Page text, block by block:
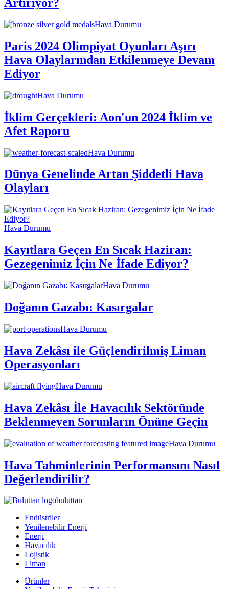
Hava Durumu
Paris 2024 Olimpiyat Oyunları Aşırı
Hava Olaylarından Etkilenmeye Devam
Ediyor
Hava Durumu
İklim Gerçekleri: Aon'un 2024 İklim ve
Afet Raporu
Hava Durumu
Dünya Genelinde Artan Şiddetli Hava
Olayları
Hava Durumu
Kayıtlara Geçen En Sıcak Haziran:
Gezegenimiz İçin Ne İfade Ediyor?
Hava Durumu
Doğanın Gazabı: Kasırgalar
Hava Durumu
Hava Zekâsı ile Güçlendirilmiş Liman
Operasyonları
Hava Durumu
Hava Zekâsı İle Havacılık Sektöründe
Beklenmeyen Sorunların Önüne Geçin
Hava Durumu
Hava Tahminlerinin Performansını Nasıl
Değerlendirilir?
buluttan
Endüstriler
Yenilenebilir Enerji
Enerji
Havacılık
Lojistik
Liman
Ürünler